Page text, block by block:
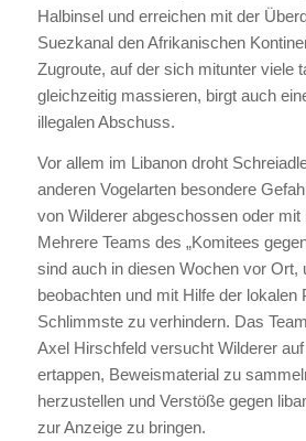
Halbinsel und erreichen mit der
Suezkanal den Afrikanischen
Zugroute, auf der sich mitunter viele
gleichzeitig massieren, birgt auch
illegalen Abschuss.
Vor allem im Libanon droht
anderen Vogelarten besondere
von Wilderer abgeschossen oder mit
Mehrere Teams des „Komitees
sind auch in diesen Wochen vor Ort,
beobachten und mit Hilfe der lokalen
Schlimmste zu verhindern. Das
Axel Hirschfeld versucht Wilderer
ertappen, Beweismaterial zu
herzustellen und Verstöße gegen
zur Anzeige zu bringen.